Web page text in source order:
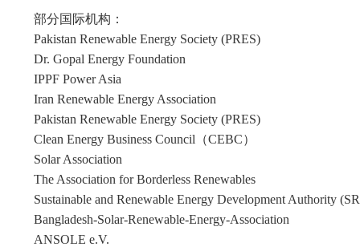
部分国际机构：
Pakistan Renewable Energy Society (PRES)
Dr. Gopal Energy Foundation
IPPF Power Asia
Iran Renewable Energy Association
Pakistan Renewable Energy Society (PRES)
Clean Energy Business Council（CEBC）
Solar Association
The Association for Borderless Renewables
Sustainable and Renewable Energy Development Authority
Bangladesh-Solar-Renewable-Energy-Association
ANSOLE e.V.